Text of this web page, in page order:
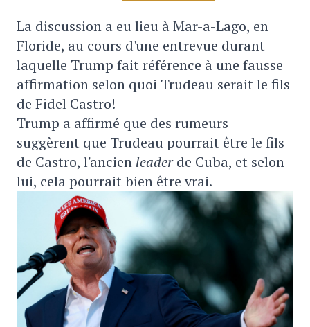
La discussion a eu lieu à Mar-a-Lago, en
Floride, au cours d'une entrevue durant
laquelle Trump fait référence à une fausse
affirmation selon quoi Trudeau serait le fils
de Fidel Castro!
Trump a affirmé que des rumeurs
suggèrent que Trudeau pourrait être le fils
de Castro, l'ancien leaderde Cuba, et selon
lui, cela pourrait bien être vrai.